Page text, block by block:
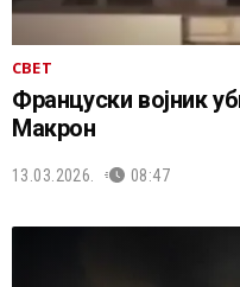
СВЕТ
Француски војник
Макрон
13.03.2026. 08:47